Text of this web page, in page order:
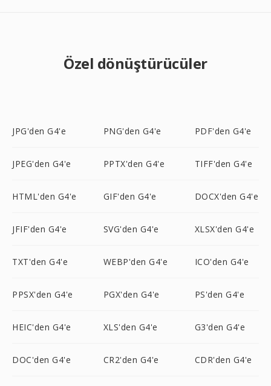
Özel dönüştürücüler
JPG'den G4'e PNG'den G4'e PDF'den G4'e
JPEG'den G4'e PPTX'den G4'e TIFF'den G4'e
HTML'den G4'e GIF'den G4'e DOCX'den G4'e
JFIF'den G4'e SVG'den G4'e XLSX'den G4'e
TXT'den G4'e WEBP'den G4'e ICO'den G4'e
PPSX'den G4'e PGX'den G4'e PS'den G4'e
HEIC'den G4'e XLS'den G4'e G3'den G4'e
DOC'den G4'e CR2'den G4'e CDR'den G4'e